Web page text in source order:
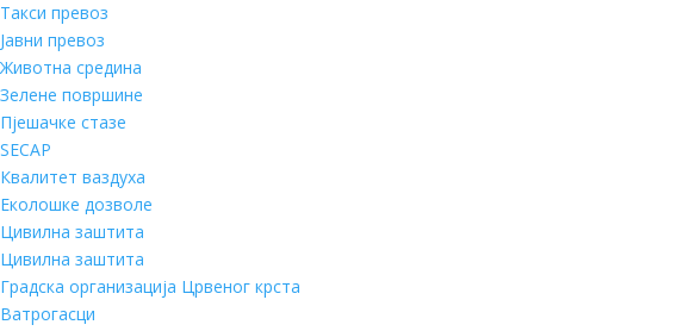
Такси превоз
Јавни превоз
Животна средина
Зелене површине
Пјешачке стазе
SECAP
Квалитет ваздуха
Еколошке дозволе
Цивилна заштита
Цивилна заштита
Градска организација Црвеног крста
Ватрогасци